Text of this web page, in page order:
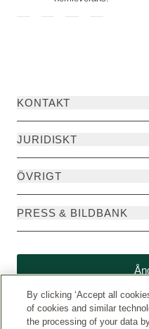
KONTAKT
JURIDISKT
ÖVRIGT
PRESS & BILDBANK
By clicking ‘Accept all
of cookies and similar
the processing of your data